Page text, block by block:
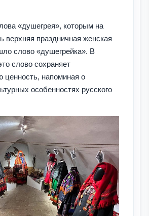
«душегрея», которым на
верхняя праздничная женская
слово «душегрейка». В
слово сохраняет
ценность, напоминая о
особенностях русского